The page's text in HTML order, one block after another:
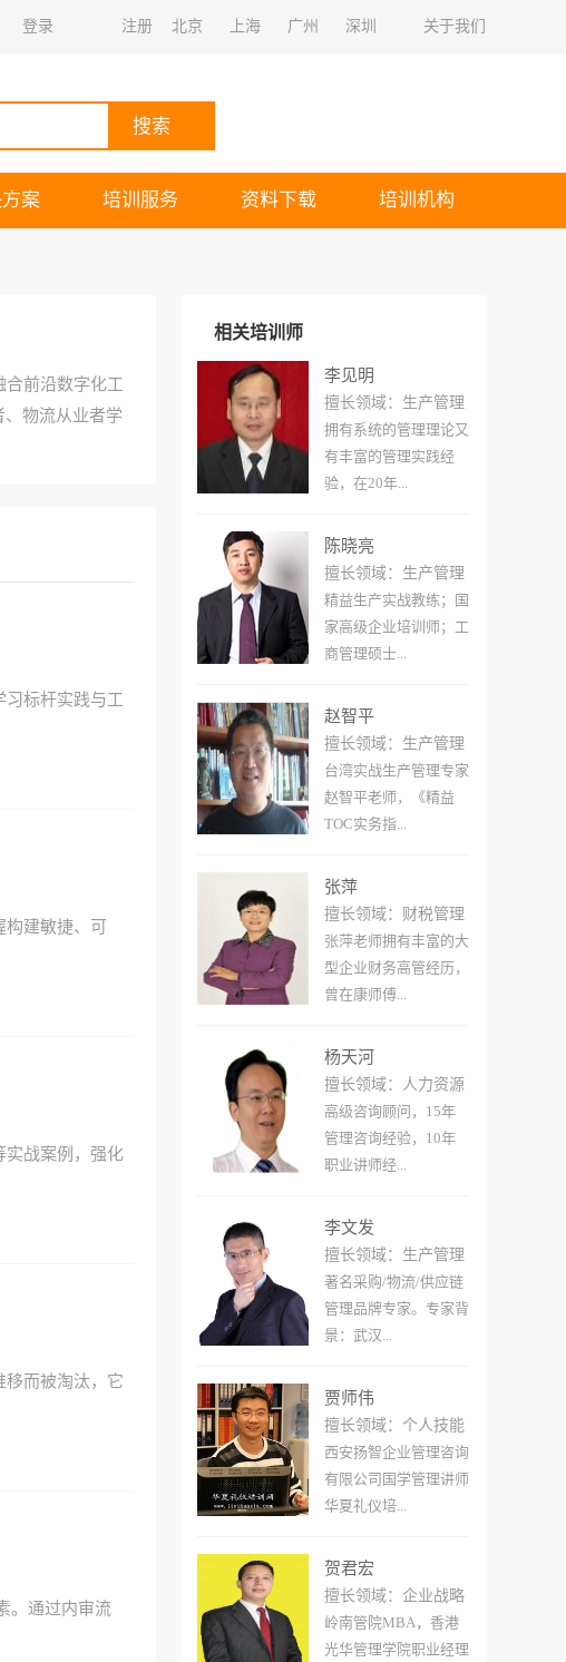
登录 注册 北京 上海 广州 深圳 关于我们
搜索
案 培训服务 资料下载 培训机构
合前沿数字化工
物流从业者学
习标杆实践与工
建敏捷、可
实战案例，强化
移而被淘汰，它
。通过内审流
相关培训师
李见明
擅长领域：生产管理
拥有系统的管理理论又
有丰富的管理实践经
验，在20年...
陈晓亮
擅长领域：生产管理
精益生产实战教练；国
家高级企业培训师；工
商管理硕士...
赵智平
擅长领域：生产管理
台湾实战生产管理专家
赵智平老师，《精益
TOC实务指...
张萍
擅长领域：财税管理
张萍老师拥有丰富的大
型企业财务高管经历，
曾在康师傅...
杨天河
擅长领域：人力资源
高级咨询顾问，15年
管理咨询经验，10年
职业讲师经...
李文发
擅长领域：生产管理
著名采购/物流/供应链
管理品牌专家。专家背
景：武汉...
贾师伟
擅长领域：个人技能
西安扬智企业管理咨询
有限公司国学管理讲师
华夏礼仪培...
贺君宏
擅长领域：企业战略
岭南管院MBA，香港
光华管理学院职业经理